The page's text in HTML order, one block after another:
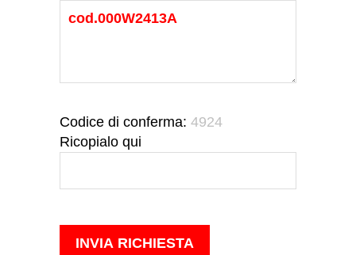
Codice di conferma: 4924
Ricopialo qui